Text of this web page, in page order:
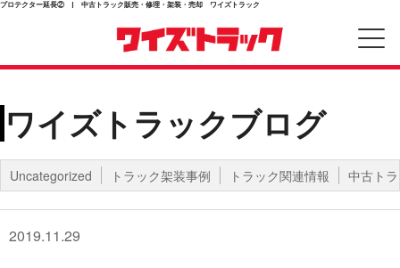
プロテクター延長② | 中古トラック販売・修理・架装・売却 ワイズトラック
ワイズトラックブログ
Uncategorized トラック架装事例 トラック関連情報 中古ト
2019.11.29